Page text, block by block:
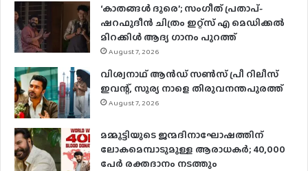
‘കാതങ്ങൾ ദൂരെ’; സംഗീത് പ്രതാപ്-
ഷറഫുദീൻ ചിത്രം ഇറ്റ്സ് എ മെഡിക്കൽ
മിറക്കിൾ ആദ്യ ഗാനം പുറത്ത്
August 7, 2026
വിശ്വനാഥ് ആന്‍ഡ് സണ്‍സ് പ്രീ റിലീസ്
ഇവന്റ്, സൂര്യ നാളെ തിരുവനന്തപുരത്ത്
August 7, 2026
മമ്മൂട്ടിയുടെ ജന്മദിനാഘോഷത്തിന്
ലോകമെമ്പാടുമുള്ള ആരാധകര്‍; 40,000
പേര്‍ രക്തദാനം നടത്തും